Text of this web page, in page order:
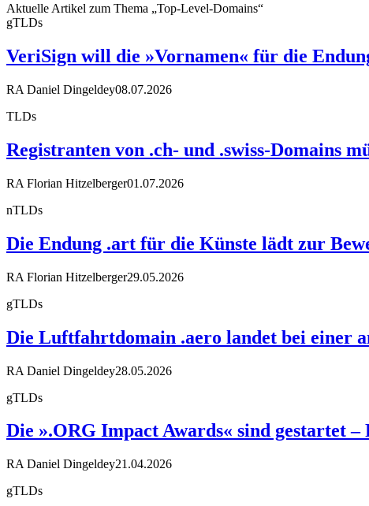
Aktuelle Artikel zum Thema „Top-Level-Domains“
gTLDs
VeriSign will die »Vornamen« für die
RA Daniel Dingeldey08.07.2026
TLDs
Registranten von .ch- und .swiss-Domains
RA Florian Hitzelberger01.07.2026
nTLDs
Die Endung .art für die Künste lädt zur
RA Florian Hitzelberger29.05.2026
gTLDs
Die Luftfahrtdomain .aero landet bei einer
RA Daniel Dingeldey28.05.2026
gTLDs
Die ».ORG Impact Awards« sind gestartet
RA Daniel Dingeldey21.04.2026
gTLDs